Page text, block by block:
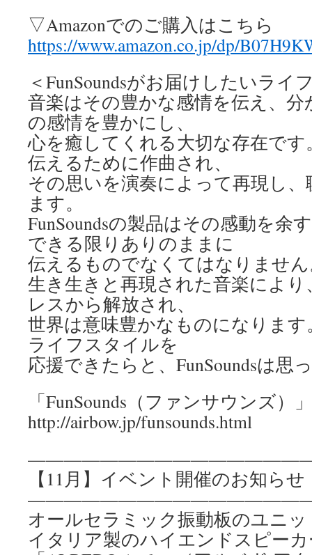
▽Amazonでのご購入はこちら
https://www.amazon.co.jp/dp/
＜FunSoundsがお届けしたいライ
音楽はその豊かな感情を伝え、
の感情を豊かにし、
心を癒してくれる大切な存在で
伝えるために作曲され、
その思いを演奏によって再現し
ます。
FunSoundsの製品はその感動を余
できる限りありのままに
伝えるものでなくてはなりませ
生き生きと再現された音楽によ
レスから解放され、
世界は意味豊かなものになりま
ライフスタイルを
応援できたらと、FunSoundsは思
「FunSounds（ファンサウンズ）
http://airbow.jp/funsounds.html
【11月】イベント開催のお知ら
オールセラミック振動板のユニ
イタリア製のハイエンドスピー